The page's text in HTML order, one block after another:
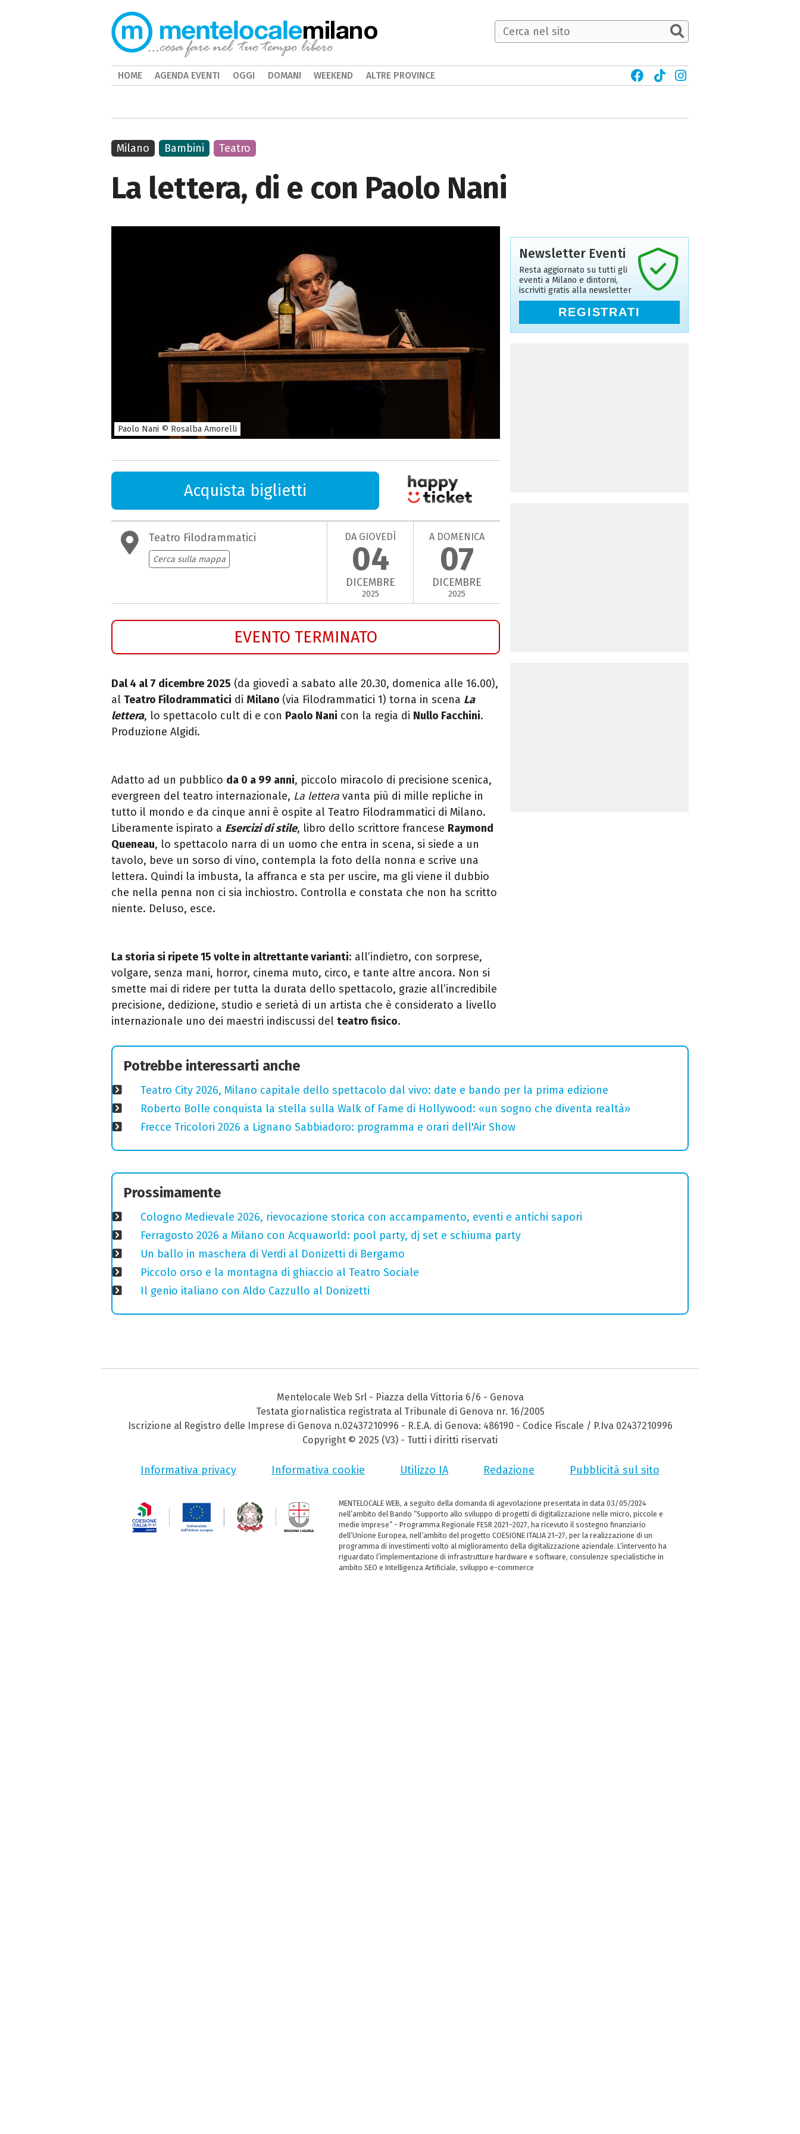
La lettera, di e con Paolo Nani
Paolo Nani © Rosalba Amorelli
Acquista biglietti
Teatro Filodrammatici
Cerca sulla mappa
DA GIOVEDÌ
04
DICEMBRE
2025
A DOMENICA
07
DICEMBRE
2025
EVENTO TERMINATO
Dal 4 al 7 dicembre 2025 (da giovedì a sabato alle 20.30, domenica alle 16.00),
al Teatro Filodrammatici di Milano (via Filodrammatici 1) torna in scena La
lettera, lo spettacolo cult di e con Paolo Nani con la regia di Nullo Facchini.
Produzione Algidi.
Adatto ad un pubblico da 0 a 99 anni, piccolo miracolo di precisione scenica,
evergreen del teatro internazionale, La lettera vanta più di mille repliche in
tutto il mondo e da cinque anni è ospite al Teatro Filodrammatici di Milano.
Liberamente ispirato a Esercizi di stile, libro dello scrittore francese Raymond
Queneau, lo spettacolo narra di un uomo che entra in scena, si siede a un
tavolo, beve un sorso di vino, contempla la foto della nonna e scrive una
lettera. Quindi la imbusta, la affranca e sta per uscire, ma gli viene il dubbio
che nella penna non ci sia inchiostro. Controlla e constata che non ha scritto
niente. Deluso, esce.
La storia si ripete 15 volte in altrettante varianti: all’indietro, con sorprese,
volgare, senza mani, horror, cinema muto, circo, e tante altre ancora. Non si
smette mai di ridere per tutta la durata dello spettacolo, grazie all’incredibile
precisione, dedizione, studio e serietà di un artista che è considerato a livello
internazionale uno dei maestri indiscussi del teatro fisico.
Milano Bambini Teatro
Newsletter Eventi
Resta aggiornato su tutti gli
eventi a Milano e dintorni,
iscriviti gratis alla newsletter
REGISTRATI
Potrebbe interessarti anche
Teatro City 2026, Milano capitale dello spettacolo dal vivo: date e bando per la prima edizione
Roberto Bolle conquista la stella sulla Walk of Fame di Hollywood: «un sogno che diventa realtà»
Frecce Tricolori 2026 a Lignano Sabbiadoro: programma e orari dell'Air Show
Prossimamente
Cologno Medievale 2026, rievocazione storica con accampamento, eventi e antichi sapori
Ferragosto 2026 a Milano con Acquaworld: pool party, dj set e schiuma party
Un ballo in maschera di Verdi al Donizetti di Bergamo
Piccolo orso e la montagna di ghiaccio al Teatro Sociale
Il genio italiano con Aldo Cazzullo al Donizetti
milano
HOME AGENDA EVENTI OGGI DOMANI WEEKEND ALTRE PROVINCE
Mentelocale Web Srl - Piazza della Vittoria 6/6 - Genova
Testata giornalistica registrata al Tribunale di Genova nr. 16/2005
Iscrizione al Registro delle Imprese di Genova n.02437210996 - R.E.A. di Genova: 486190 - Codice Fiscale / P.Iva 02437210996
Copyright © 2025 (V3) - Tutti i diritti riservati
Informativa privacy Informativa cookie Utilizzo IA Redazione Pubblicità sul sito
MENTELOCALE WEB, a seguito della domanda di agevolazione presentata in data 03/05/2024
nell’ambito del Bando “Supporto allo sviluppo di progetti di digitalizzazione nelle micro, piccole e
medie imprese” - Programma Regionale FESR 2021–2027, ha ricevuto il sostegno finanziario
dell’Unione Europea, nell’ambito del progetto COESIONE ITALIA 21–27, per la realizzazione di un
programma di investimenti volto al miglioramento della digitalizzazione aziendale. L’intervento ha
riguardato l’implementazione di infrastrutture hardware e software, consulenze specialistiche in
ambito SEO e Intelligenza Artificiale, sviluppo e-commerce